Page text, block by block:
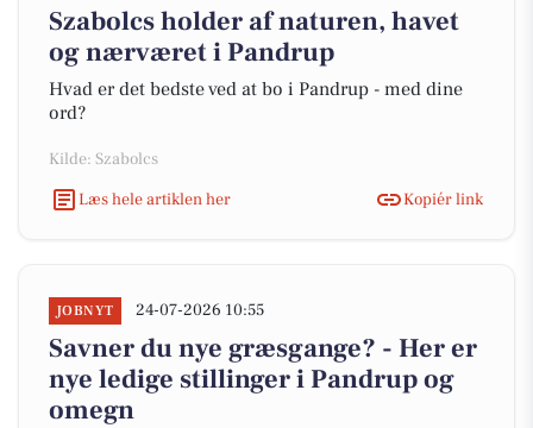
Szabolcs holder af naturen, havet
og nærværet i Pandrup
Hvad er det bedste ved at bo i Pandrup - med dine
ord?
Kilde: Szabolcs
Læs hele artiklen her
Kopiér link
JOBNYT 24-07-2026 10:55
Savner du nye græsgange? - Her er
nye ledige stillinger i Pandrup og
omegn